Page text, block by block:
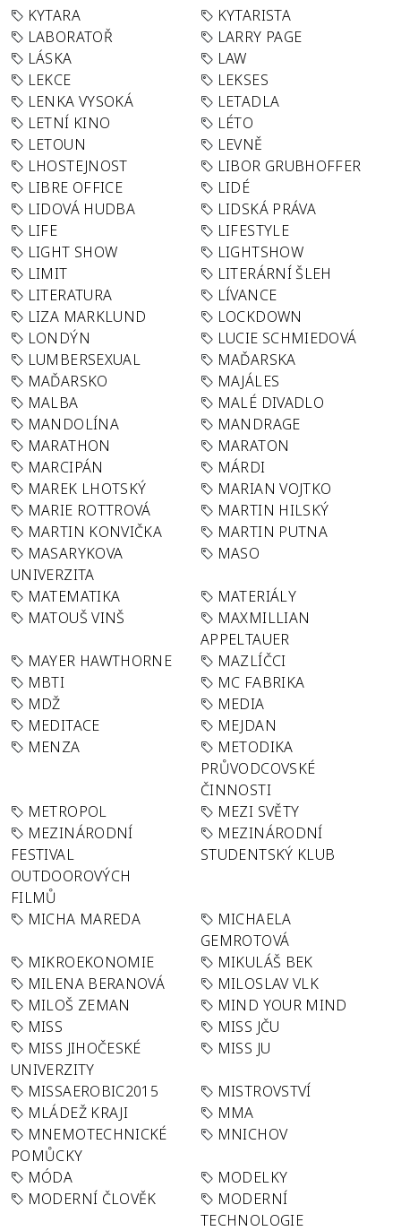
KYTARA
KYTARISTA
LABORATOŘ
LARRY PAGE
LÁSKA
LAW
LEKCE
LEKSES
LENKA VYSOKÁ
LETADLA
LETNÍ KINO
LÉTO
LETOUN
LEVNĚ
LHOSTEJNOST
LIBOR GRUBHOFFER
LIBRE OFFICE
LIDÉ
LIDOVÁ HUDBA
LIDSKÁ PRÁVA
LIFE
LIFESTYLE
LIGHT SHOW
LIGHTSHOW
LIMIT
LITERÁRNÍ ŠLEH
LITERATURA
LÍVANCE
LIZA MARKLUND
LOCKDOWN
LONDÝN
LUCIE SCHMIEDOVÁ
LUMBERSEXUAL
MAĎARSKA
MAĎARSKO
MAJÁLES
MALBA
MALÉ DIVADLO
MANDOLÍNA
MANDRAGE
MARATHON
MARATON
MARCIPÁN
MÁRDI
MAREK LHOTSKÝ
MARIAN VOJTKO
MARIE ROTTROVÁ
MARTIN HILSKÝ
MARTIN KONVIČKA
MARTIN PUTNA
MASARYKOVA
UNIVERZITA
MASO
MATEMATIKA
MATERIÁLY
MATOUŠ VINŠ
MAXMILLIAN
APPELTAUER
MAYER HAWTHORNE
MAZLÍČCI
MBTI
MC FABRIKA
MDŽ
MEDIA
MEDITACE
MEJDAN
MENZA
METODIKA
PRŮVODCOVSKÉ
ČINNOSTI
METROPOL
MEZI SVĚTY
MEZINÁRODNÍ
FESTIVAL
OUTDOOROVÝCH
FILMŮ
MEZINÁRODNÍ
STUDENTSKÝ KLUB
MICHA MAREDA
MICHAELA
GEMROTOVÁ
MIKROEKONOMIE
MIKULÁŠ BEK
MILENA BERANOVÁ
MILOSLAV VLK
MILOŠ ZEMAN
MIND YOUR MIND
MISS
MISS JČU
MISS JIHOČESKÉ
UNIVERZITY
MISS JU
MISSAEROBIC2015
MISTROVSTVÍ
MLÁDEŽ KRAJI
MMA
MNEMOTECHNICKÉ
POMŮCKY
MNICHOV
MÓDA
MODELKY
MODERNÍ ČLOVĚK
MODERNÍ
TECHNOLOGIE